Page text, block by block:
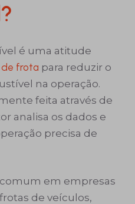
é uma atitude
frota para reduzir o
na operação.
feita através de
analisa os dados e
precisa de
em empresas
de veículos,